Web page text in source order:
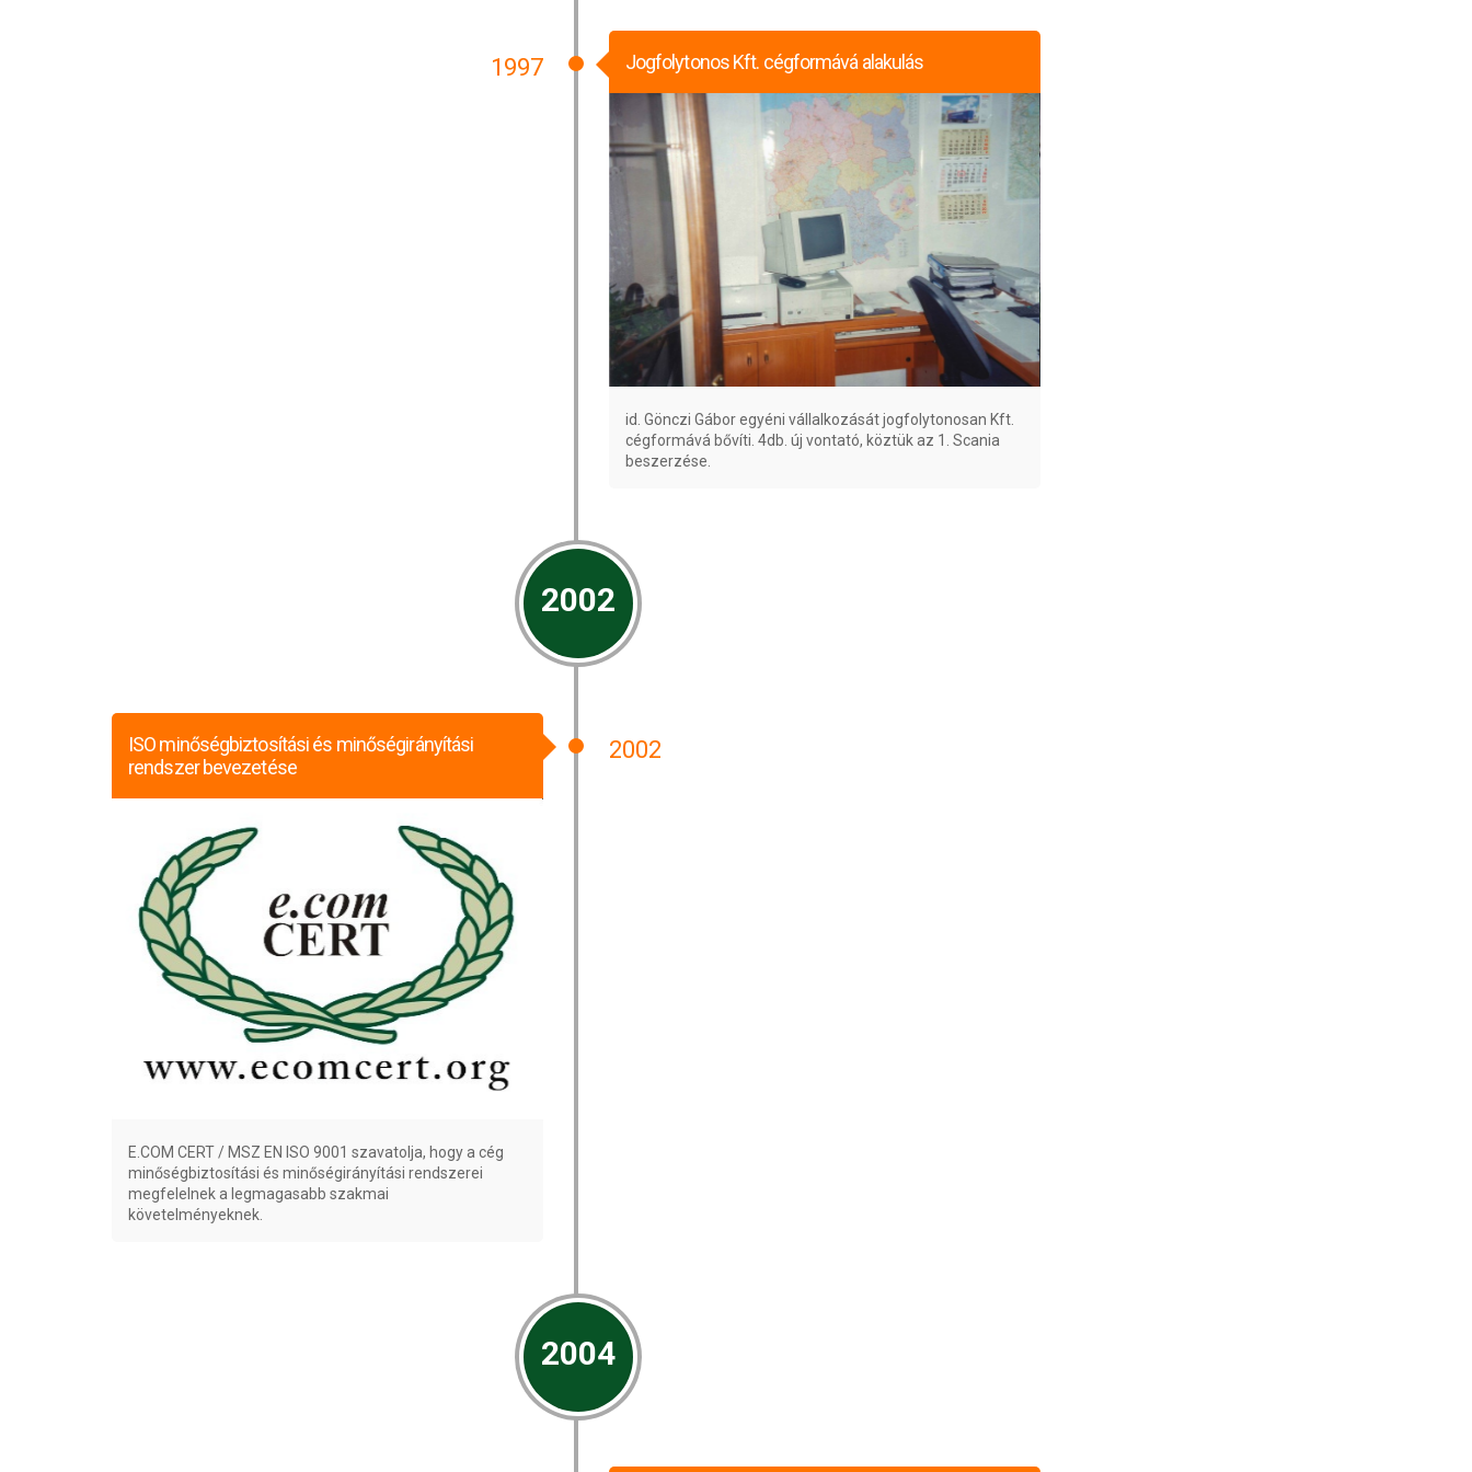
1997 Jogfolytonos Kft. cégformává alakulás
id. Gönczi Gábor egyéni vállalkozását jogfolytonosan Kft.
cégformává bővíti. 4db. új vontató, köztük az 1. Scania
beszerzése.
2002
2002
ISO minőségbiztosítási és minőségirányítási
rendszer bevezetése
E.COM CERT / MSZ EN ISO 9001 szavatolja, hogy a cég
minőségbiztosítási és minőségirányítási rendszerei
megfelelnek a legmagasabb szakmai
követelményeknek.
2004